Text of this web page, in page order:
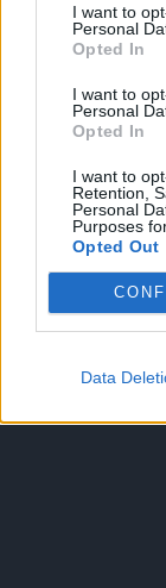
I want to
Personal
Opted In
I want to
Personal
Opted In
I want to
Retention,
Personal
Purposes
Opted Out
Data
MÁR
impresszum